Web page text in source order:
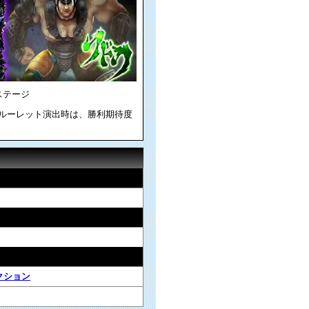
テージ
ーレット演出時は、勝利期待度
ション